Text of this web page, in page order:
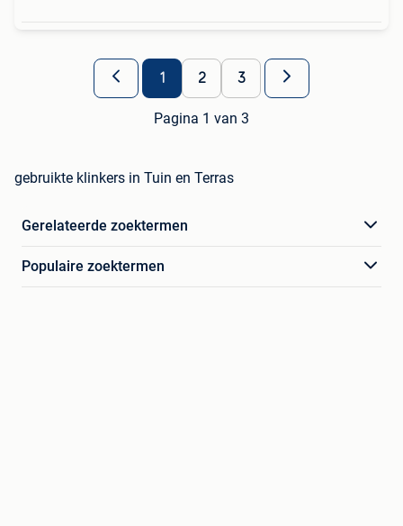
1 2 3
Pagina 1 van 3
gebruikte klinkers in Tuin en Terras
Gerelateerde zoektermen
Populaire zoektermen